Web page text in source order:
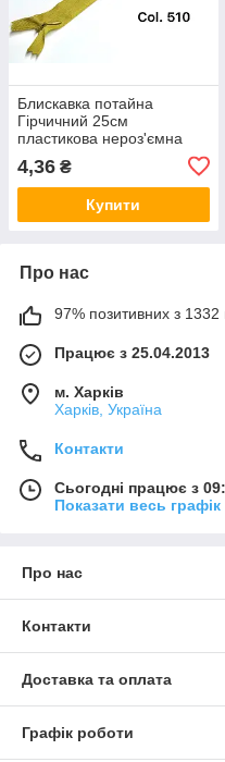
Блискавка потайна
Гірчичний 25см
пластикова нероз'ємна
4,36 ₴
Купити
Про нас
97% позитивних з 1332
Працює з 25.04.2013
м. Харків
Харків, Україна
Контакти
Сьогодні працює з
Показати весь
Про нас
Контакти
Доставка та оплата
Графік роботи